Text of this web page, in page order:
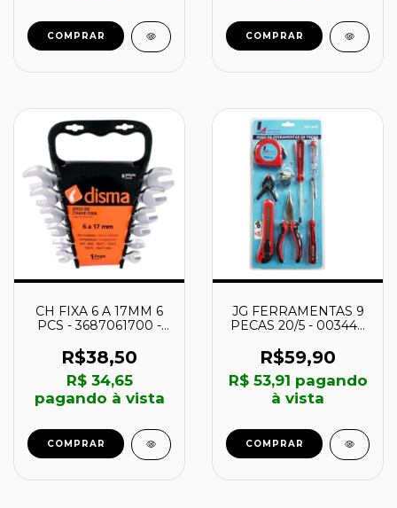
CH FIXA 6 A 17MM 6
PCS - 3687061700 -
R$38,50
R$ 34,65
pagando à vista
JG FERRAMENTAS 9
PECAS 20/5 - 003448
R$59,90
R$ 53,91 pagando
à vista